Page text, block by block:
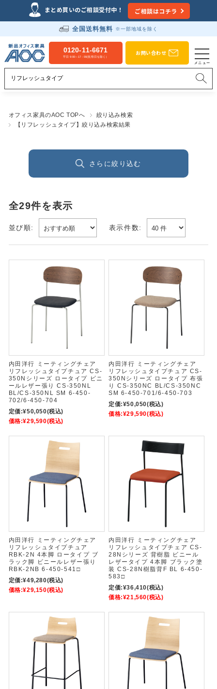
まとめ買いのご相談受付中！ ご相談はコチラ
全国送料無料 ※一部地域を除く
0120-11-6671
平日 9:00～17：00(祝祭日を除く）
お問い合わせ
オフィス家具のAOC TOPへ
絞り込み検索
【リフレッシュタイプ】絞り込み検索結果
さらに絞り込む
全29件を表示
並び順: 表示件数:
内田洋行 ミーティングチェア
リフレッシュタイプチュア CS-
350Nシリーズ ロータイプ ビニ
ールレザー張り CS-350NL
BL/CS-350NL SM 6-450-
702/6-450-704
定価:¥50,050(税込)
価格:¥29,590(税込)
内田洋行 ミーティングチェア
リフレッシュタイプチュア CS-
350Nシリーズ ロータイプ 布張
り CS-350NC BL/CS-350NC
SM 6-450-701/6-450-703
定価:¥50,050(税込)
価格:¥29,590(税込)
内田洋行 ミーティングチェア
リフレッシュタイプチュア
RBK-2N 4本脚 ロータイプ ブ
ラック脚 ビニールレザー張り
RBK-2NB 6-450-541□
定価:¥49,280(税込)
価格:¥29,150(税込)
内田洋行 ミーティングチェア
リフレッシュタイプチェア CS-
28Nシリーズ 背樹脂 ビニール
レザータイプ 4本脚 ブラック塗
装 CS-28N樹脂背F BL 6-450-
583□
定価:¥36,410(税込)
価格:¥21,560(税込)